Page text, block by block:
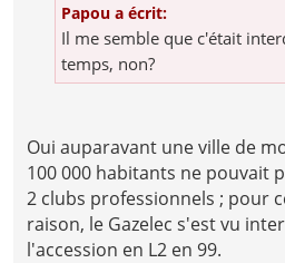
Papou a écrit:
Il me semble que c'était
temps, non?
Oui auparavant une ville de
100 000 habitants ne pouvait
2 clubs professionnels ; pour
raison, le Gazelec s'est vu
l'accession en L2 en 99.